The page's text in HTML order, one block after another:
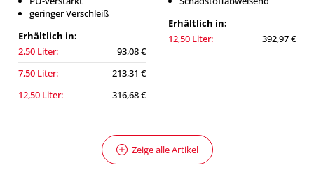
geringer Verschleiß
Erhältlich in:
2,50 Liter:
93,08 €
7,50 Liter:
213,31 €
12,50 Liter:
316,68 €
Erhältlich in:
12,50 Liter:
392,97 €
Zeige alle Artikel